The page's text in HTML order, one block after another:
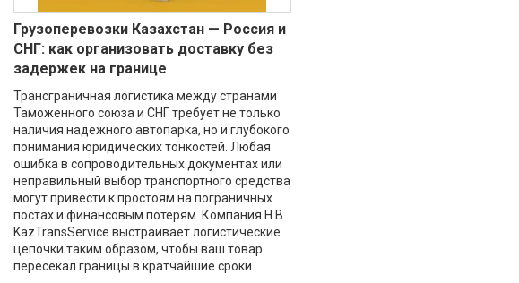
Грузоперевозки Казахстан — Россия и
СНГ: как организовать доставку без
задержек на границе
Трансграничная логистика между странами
Таможенного союза и СНГ требует не только
наличия надежного автопарка, но и глубокого
понимания юридических тонкостей. Любая
ошибка в сопроводительных документах или
неправильный выбор транспортного средства
могут привести к простоям на пограничных
постах и финансовым потерям. Компания H.B
KazTransService выстраивает логистические
цепочки таким образом, чтобы ваш товар
пересекал границы в кратчайшие сроки.